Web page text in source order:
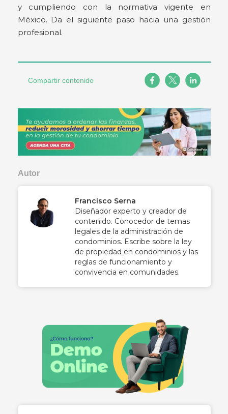
y cumpliendo con la normativa vigente en
México. Da el siguiente paso hacia una gestión
profesional.
Compartir contenido
Autor
Francisco Serna
Diseñador experto y creador de
contenido. Conocedor de temas
legales de la administración de
condominios. Escribe sobre la ley
de propiedad en condominios y las
reglas de funcionamiento y
convivencia en comunidades.